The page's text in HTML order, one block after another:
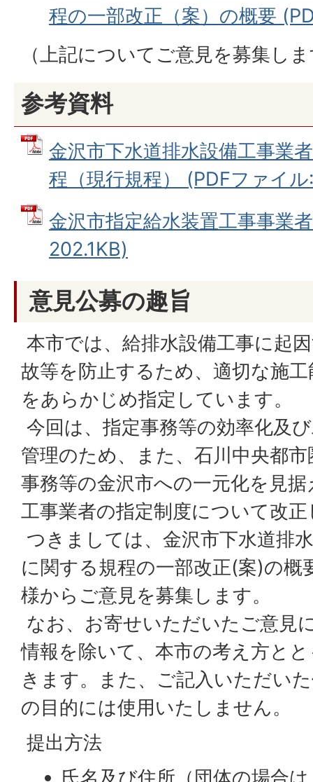
程の一部改正（案）の概要
（上記についてご意見を募集し
参考資料
金沢市下水道排水設備工事業
程（現行規程） (PDFファイ
金沢市指定給水装置工事事業
202.1KB)
意見公募の趣旨
本市では、給排水設備工事に起
故等を防止するため、適切な施
をあらかじめ指定しています。
今回は、指定事務等の効率化及
管理のため、また、石川中央都
事務等の金沢市への一元化を見
工事業者の指定制度について改
つきましては、金沢市下水道排
に関する規程の一部改正(案)の概
様からご意見を募集します。
なお、お寄せいただいたご意見
情報を除いて、本市の考え方と
きます。また、ご記入いただい
の目的には使用いたしません。
提出方法